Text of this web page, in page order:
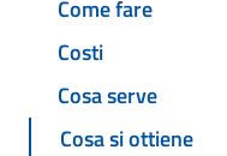
Come fare
Costi
Cosa serve
Cosa si ottiene